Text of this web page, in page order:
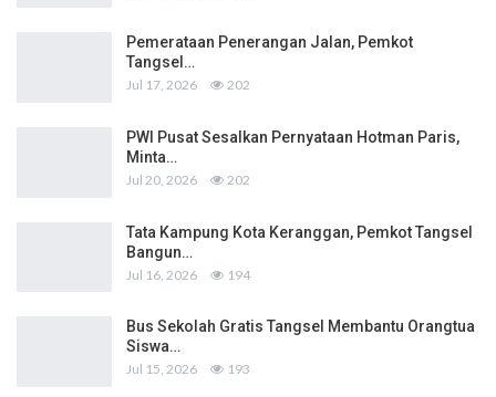
Pemerataan Penerangan Jalan, Pemkot
Tangsel…
Jul 17, 2026 202
PWI Pusat Sesalkan Pernyataan Hotman Paris,
Minta…
Jul 20, 2026 202
Tata Kampung Kota Keranggan, Pemkot Tangsel
Bangun…
Jul 16, 2026 194
Bus Sekolah Gratis Tangsel Membantu Orangtua
Siswa…
Jul 15, 2026 193